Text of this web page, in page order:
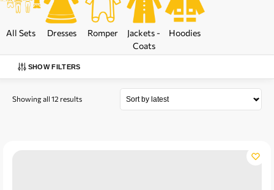
All Sets Dresses Romper
Jackets -
Coats
Hoodies
SHOW FILTERS
Showing all 12 results